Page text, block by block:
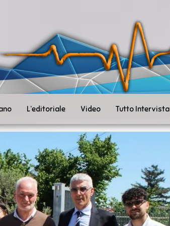
L’editoriale Video Tutto Intervista